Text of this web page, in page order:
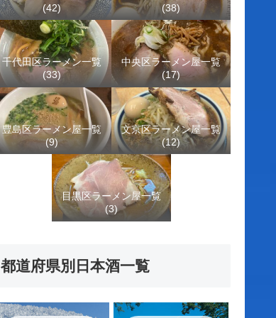
(42)
(38)
千代田区ラーメン一覧
(33)
中央区ラーメン屋一覧
(17)
豊島区ラーメン屋一覧
(9)
文京区ラーメン屋一覧
(12)
目黒区ラーメン屋一覧
(3)
都道府県別日本酒一覧